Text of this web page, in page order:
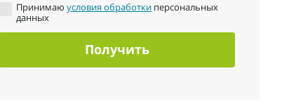
Принимаюусловия обработки персональных
данных
Получить